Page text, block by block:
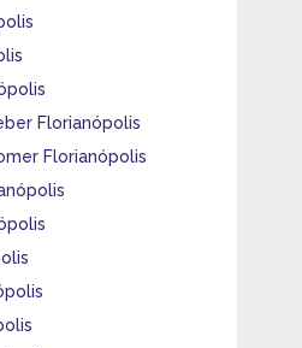
Florianópolis
Florianópolis